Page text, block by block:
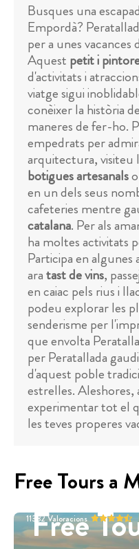
Busques una
Empordà?
per a unes
Aquest petit i
d'activitats i
viatge sigui
conèixer la història
maneres de fer-ho.
empedrats per
arquitectura, visiteu
botigues artesanals
en un dels seus
cafeteries mentre
catalana. Per als
ha moltes activitats
Participa en
aratast de vins,
en caiac pels rius i
podeu explorar les
senderisme per
que envolta
per Peratallada
d'aquest poble
estrelles. Aleshores,
experimentar tot el
les teves properes
Free Tours a
Free
11332Valoracions